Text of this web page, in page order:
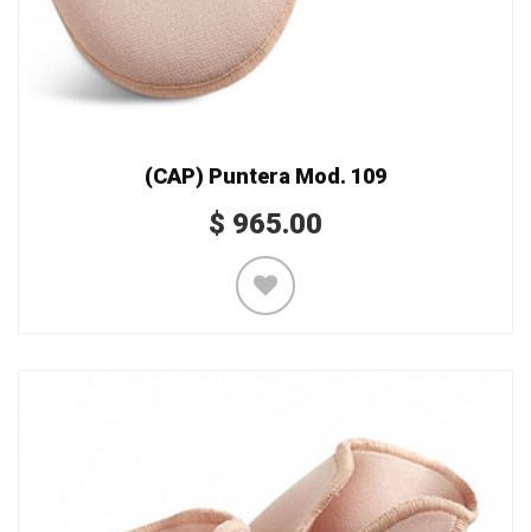
(CAP) Puntera Mod. 109
$ 965.00